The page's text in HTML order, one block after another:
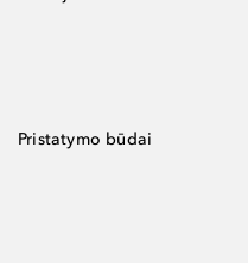
Pristatymo būdai